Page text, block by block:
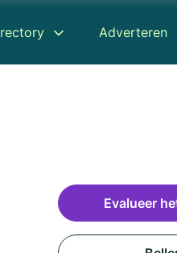
Adverteren
Evalueer